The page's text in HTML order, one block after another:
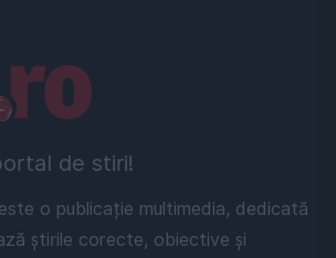
de stiri!
o publicație multimedia, dedicată
știrile corecte, obiective și